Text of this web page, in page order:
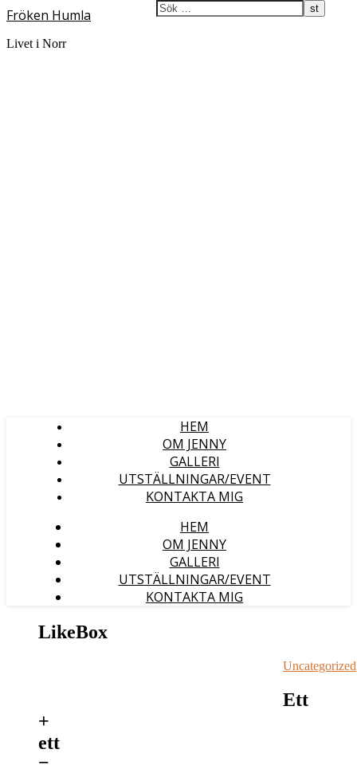
Fröken Humla
Livet i Norr
HEM
OM JENNY
GALLERI
UTSTÄLLNINGAR/EVENT
KONTAKTA MIG
HEM
OM JENNY
GALLERI
UTSTÄLLNINGAR/EVENT
KONTAKTA MIG
LikeBox
Uncategorized
Ett
+
ett